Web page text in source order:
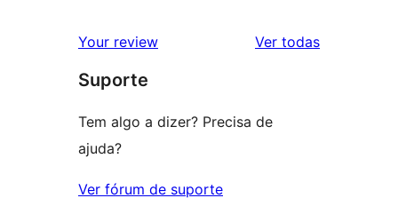
2
com
1
Your review Ver todasavaliações
Suporte
Tem algo a dizer? Precisa de
ajuda?
Ver fórum de suporte